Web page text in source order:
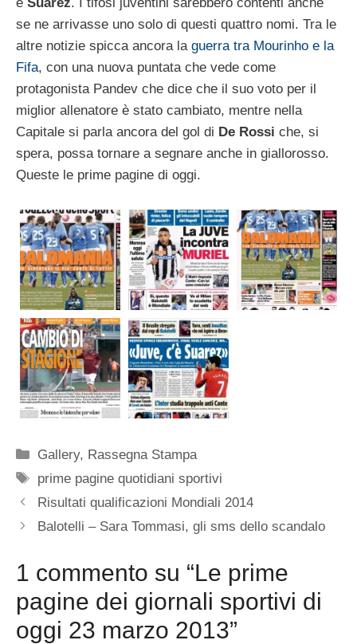
se ne arrivasse uno solo di questi quattro nomi. Tra le
altre notizie spicca ancora la guerra tra Mourinho e la
Fifa, con una nuova puntata che vede come
protagonista Pandev che dice che il suo voto per il
miglior allenatore è stato cambiato, mentre nella
Capitale si parla ancora del gol di De Rossi che, si
spera, possa tornare a segnare anche in giallorosso.
Queste le prime pagine di oggi.
Categorie
Gallery, Rassegna Stampa
Tag
prime pagine quotidiani sportivi
Risultati qualificazioni Mondiali 2014
Balotelli – Sara Tommasi, gli sms dello scandalo
1 commento su “Le prime
pagine dei giornali sportivi di
oggi 23 marzo 2013”